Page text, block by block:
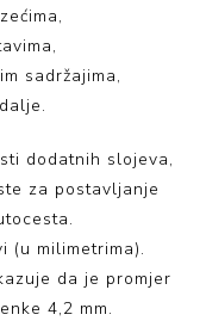
sadržajima,
dodatnih slojeva,
za postavljanje
(u milimetrima).
da je promjer
4,2 mm.